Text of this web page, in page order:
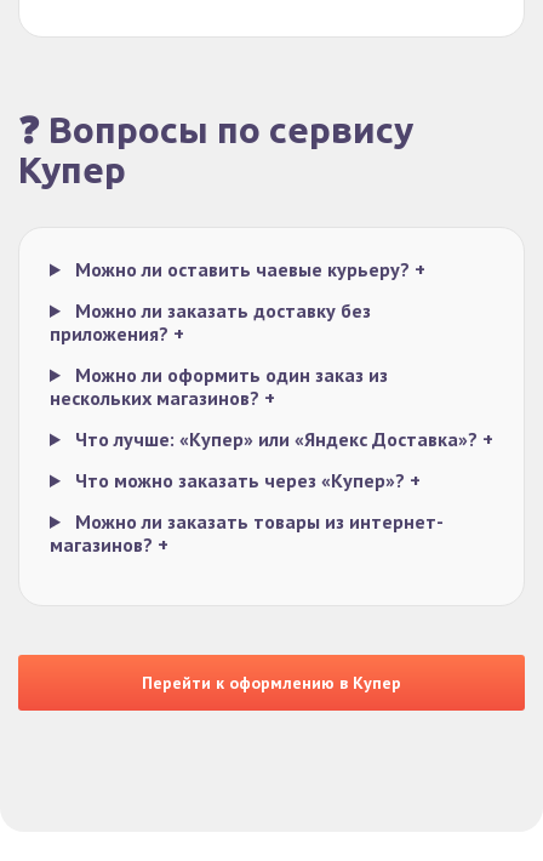
❓ Вопросы по сервису
Купер
Можно ли оставить чаевые курьеру? +
Можно ли заказать доставку без
приложения? +
Можно ли оформить один заказ из
нескольких магазинов? +
Что лучше: «Купер» или «Яндекс Доставка»? +
Что можно заказать через «Купер»? +
Можно ли заказать товары из интернет-
магазинов? +
Перейти к оформлению в Купер